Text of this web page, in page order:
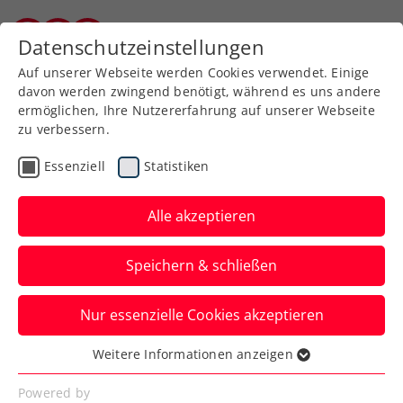
Zurück zur Newsübersicht
ATP
ITF Bolton: Taucher
stürmt eindrucksvoll zum
3. Saisontitel
Das ÖTV-Nachwuchstalent hievt sich
damit wieder auf den Thron der
Rollstuhltennis-Jugendweltrangliste.
Verfasst von: Manuel Wachta, 24.02.2025
Datenschutzeinstellungen
Auf unserer Webseite werden Cookies verwendet. Einige
davon werden zwingend benötigt, während es uns andere
ermöglichen, Ihre Nutzererfahrung auf unserer Webseite
zu verbessern.
Essenziell Statistiken
Alle akzeptieren
Speichern & schließen
Nur essenzielle Cookies akzeptieren
Essenziell
Essenzielle Cookies werden für grundlegende
Weitere Informationen anzeigen
Powered by